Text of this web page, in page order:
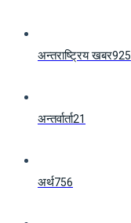
अन्तराष्ट्रिय खबर925
अन्तर्वार्ता21
अर्थ756